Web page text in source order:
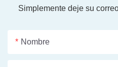
Simplemente deje su
Nombre